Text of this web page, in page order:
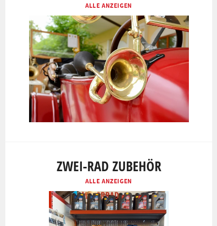
ALLE ANZEIGEN
ZWEI-RAD ZUBEHÖR
ALLE ANZEIGEN